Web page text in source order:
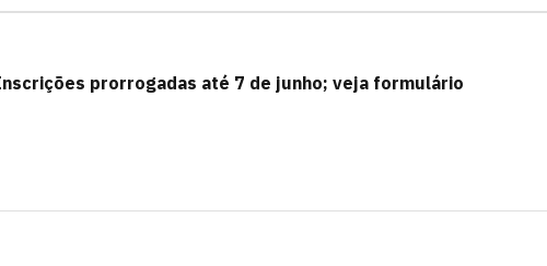
Inscrições prorrogadas até 7 de junho; veja formulário